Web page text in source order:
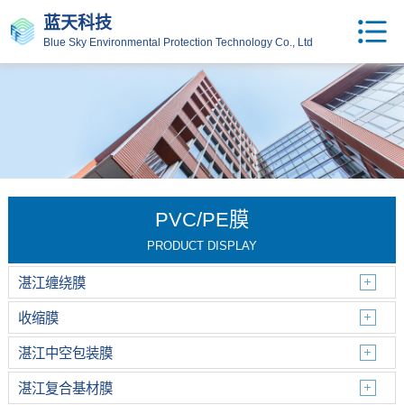
蓝天科技
Blue Sky Environmental Protection Technology Co., Ltd
PVC/PE膜
PRODUCT DISPLAY
湛江缠绕膜
收缩膜
湛江中空包装膜
湛江复合基材膜